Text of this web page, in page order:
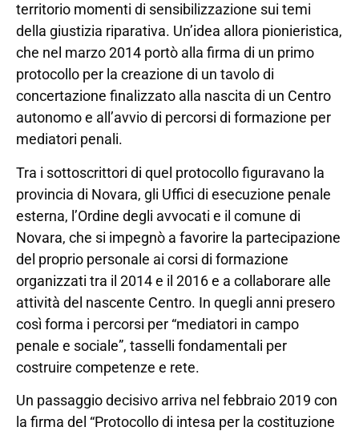
territorio momenti di sensibilizzazione sui temi
della giustizia riparativa. Un’idea allora pionieristica,
che nel marzo 2014 portò alla firma di un primo
protocollo per la creazione di un tavolo di
concertazione finalizzato alla nascita di un Centro
autonomo e all’avvio di percorsi di formazione per
mediatori penali.
Tra i sottoscrittori di quel protocollo figuravano la
provincia di Novara, gli Uffici di esecuzione penale
esterna, l’Ordine degli avvocati e il comune di
Novara, che si impegnò a favorire la partecipazione
del proprio personale ai corsi di formazione
organizzati tra il 2014 e il 2016 e a collaborare alle
attività del nascente Centro. In quegli anni presero
così forma i percorsi per “mediatori in campo
penale e sociale”, tasselli fondamentali per
costruire competenze e rete.
Un passaggio decisivo arriva nel febbraio 2019 con
la firma del “Protocollo di intesa per la costituzione